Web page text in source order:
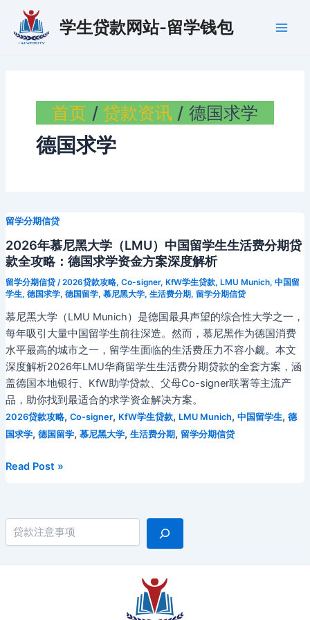
学生贷款网站-留学钱包
搜索
首页 贷款资讯 德国求学
德国求学
留学分期信贷
2026年慕尼黑大学（LMU）中国留学生生活费分期贷
款全攻略：德国求学资金方案深度解析
留学分期信贷/2026贷款攻略, Co-signer, KfW学生贷款, LMU Munich, 中国留
学生, 德国求学, 德国留学, 慕尼黑大学, 生活费分期, 留学分期信贷
慕尼黑大学（LMU Munich）是德国最具声望的综合性大学之一，
每年吸引大量中国留学生前往深造。然而，慕尼黑作为德国消费
水平最高的城市之一，留学生面临的生活费压力不容小觑。本文
深度解析2026年LMU华裔留学生生活费分期贷款的全套方案，涵
盖德国本地银行、KfW助学贷款、父母Co-signer联署等主流产
品，助你找到最适合的求学资金解决方案。
2026贷款攻略, Co-signer, KfW学生贷款, LMU Munich, 中国留学生, 德
国求学, 德国留学, 慕尼黑大学, 生活费分期, 留学分期信贷
2026
尼
黑
大
Read Post »